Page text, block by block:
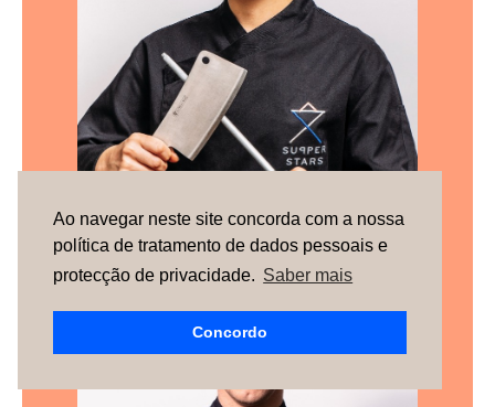
Ao navegar neste site concorda com a nossa
política de tratamento de dados pessoais e
protecção de privacidade. Saber mais
Concordo
Rita Oliveira